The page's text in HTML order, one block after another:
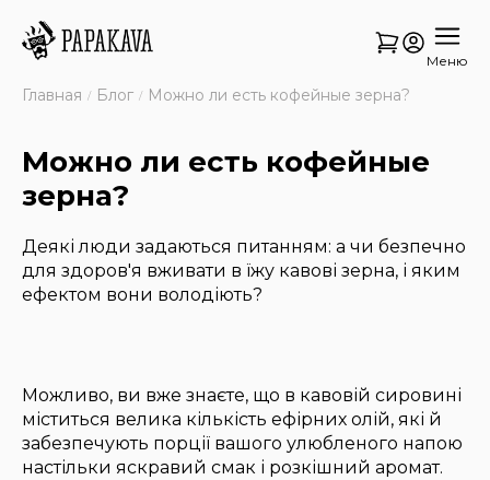
Меню
Главная Блог Можно ли есть кофейные зерна?
Можно ли есть кофейные
зерна?
Деякі люди задаються питанням: а чи безпечно
для здоров'я вживати в їжу кавові зерна, і яким
ефектом вони володіють?
Можливо, ви вже знаєте, що в кавовій сировині
міститься велика кількість ефірних олій, які й
забезпечують порції вашого улюбленого напою
настільки яскравий смак і розкішний аромат.